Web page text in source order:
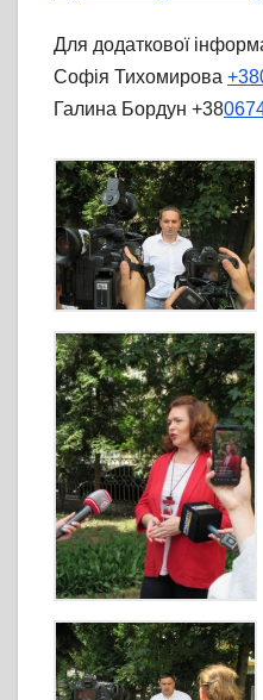
Для додаткової
Софія Тихомирова
Галина Бордун +38